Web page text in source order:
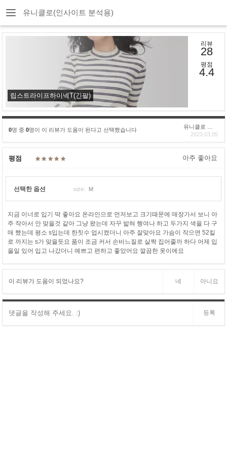
유니클로(인사이트 분석용)
립스트라이프하이넥T(긴팔)
리뷰
28
평점
4.4
0명 중 0명이 이 리뷰가 도움이 된다고 선택했습니다
2023.03.05
평점 아주 좋아요
선택한 옵션 size: M
지금 이너로 입기 딱 좋아요 온라인으로 먼저보고 크기때문에 매장가서 보니 아
주 작아서 안 맞을것 같아 그냥 왔는데 자꾸 밟혀 행여나 하고 두가지 색을 다 구
매 했는데 평소 s입는데 한칫수 업시켰더니 아주 잘맞아요 가슴이 작으면 52킬
로 까지는 s가 맞을듯요 품이 조금 커서 손바느질로 살짝 집어줄까 하다 어제 입
을일 있어 입고 나갔더니 예쁘고 편하고 좋았어요 깔끔한 옷이에요
이 리뷰가 도움이 되었나요? 네 아니요
등록